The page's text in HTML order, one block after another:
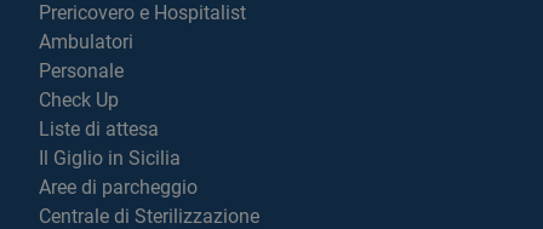
Prericovero e Hospitalist
Ambulatori
Personale
Check Up
Liste di attesa
Il Giglio in Sicilia
Aree di parcheggio
Centrale di Sterilizzazione